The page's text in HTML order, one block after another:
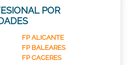
POR
FP ALICANTE
FP BALEARES
FP CACERES